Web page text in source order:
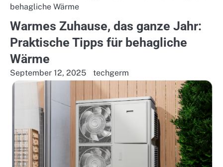
behagliche Wärme
Warmes Zuhause, das ganze Jahr:
Praktische Tipps für behagliche
Wärme
September 12, 2025 techgerm